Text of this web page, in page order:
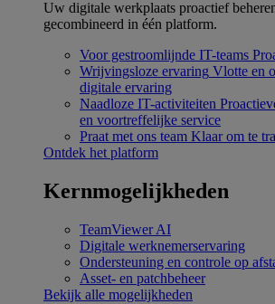
Uw digitale werkplaats proactief
gecombineerd in één platform.
Voor gestroomlijnde IT-teams
Wrijvingsloze ervaring Vlotte en
digitale ervaring
Naadloze IT-activiteiten
en voortreffelijke service
Praat met ons team Klaar om te
Ontdek het platform
Kernmogelijkheden
TeamViewer AI
Digitale werknemerservaring
Ondersteuning en controle op
Asset- en patchbeheer
Bekijk alle mogelijkheden